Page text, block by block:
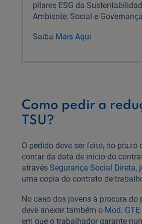
pilares ESG da
Ambiente; Social e
Saiba Mais Aqui
Como pedir a
TSU?
O pedido deve ser feito, no prazo
contar da data de início do
através Segurança Social Direta,
uma cópia do contrato de
No caso dos jovens à procura do
deve anexar também o Mod.
em que o trabalhador garante